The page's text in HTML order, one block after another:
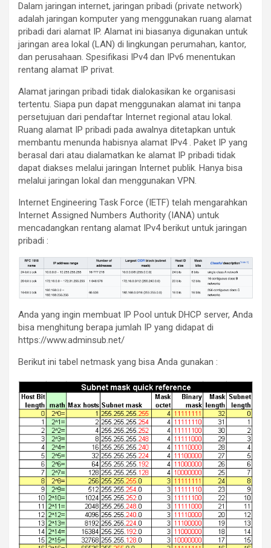
Dalam jaringan internet, jaringan pribadi (private network)
adalah jaringan komputer yang menggunakan ruang alamat
pribadi dari alamat IP. Alamat ini biasanya digunakan untuk
jaringan area lokal (LAN) di lingkungan perumahan, kantor,
dan perusahaan. Spesifikasi IPv4 dan IPv6 menentukan
rentang alamat IP privat.
Alamat jaringan pribadi tidak dialokasikan ke organisasi
tertentu. Siapa pun dapat menggunakan alamat ini tanpa
persetujuan dari pendaftar Internet regional atau lokal.
Ruang alamat IP pribadi pada awalnya ditetapkan untuk
membantu menunda habisnya alamat IPv4 . Paket IP yang
berasal dari atau dialamatkan ke alamat IP pribadi tidak
dapat diakses melalui jaringan Internet publik. Hanya bisa
melalui jaringan lokal dan menggunakan VPN.
Internet Engineering Task Force (IETF) telah mengarahkan
Internet Assigned Numbers Authority (IANA) untuk
mencadangkan rentang alamat IPv4 berikut untuk jaringan
pribadi :
Anda yang ingin membuat IP Pool untuk DHCP server, Anda
bisa menghitung berapa jumlah IP yang didapat di
https://www.adminsub.net/
Berikut ini tabel netmask yang bisa Anda gunakan :